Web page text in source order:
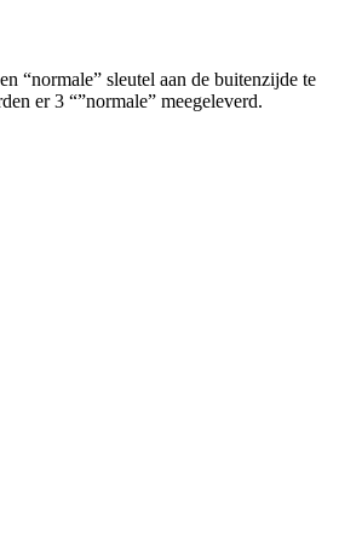
“normale” sleutel aan de buitenzijde te
er 3 “”normale” meegeleverd.